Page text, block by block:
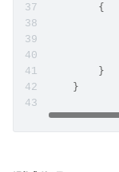
        {
        }
    }